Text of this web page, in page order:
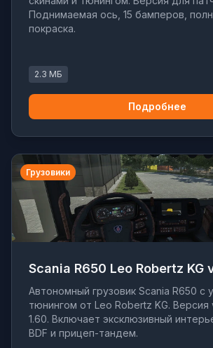
Поднимаемая ось, 15 бамперов,
покраска.
2.3 МБ
Подробнее
Грузовики
Scania R650 Leo Robertz KG
Автономный грузовик Scania R650 с
тюнингом от Leo Robertz KG. Версия
1.60. Включает эксклюзивный
BDF и прицеп-тандем.